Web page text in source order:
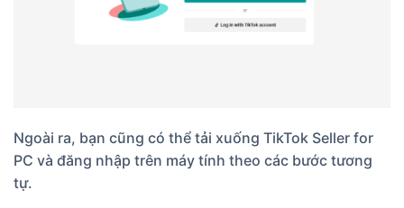
Ngoài ra, bạn cũng có thể tải xuống TikTok Seller for
PC và đăng nhập trên máy tính theo các bước tương
tự.